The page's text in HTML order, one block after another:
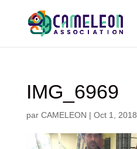
IMG_6969
par CAMELEON | Oct 1, 2018